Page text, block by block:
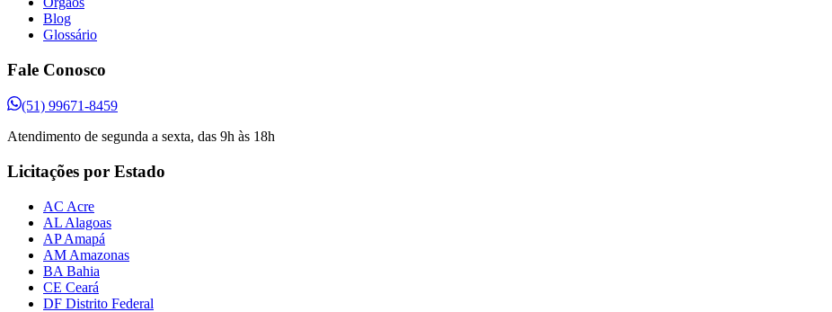
Blog
Glossário
Fale Conosco
(51) 99671-8459
Atendimento de segunda a sexta, das 9h às 18h
Licitações por Estado
AC Acre
AL Alagoas
AP Amapá
AM Amazonas
BA Bahia
CE Ceará
DF Distrito Federal